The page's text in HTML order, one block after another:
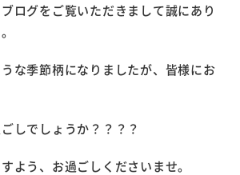
ログをご覧いただきまして誠にあり
な季節柄になりましたが、皆様にお
しでしょうか？？？？
よう、お過ごしくださいませ。